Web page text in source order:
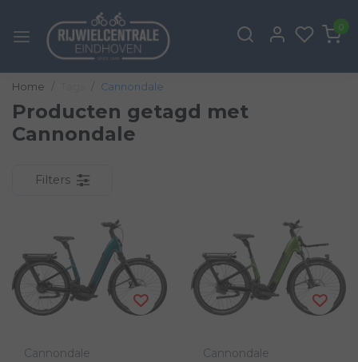
0
Home Cannondale
Producten getagd met
Cannondale
Filters
Cannondale Cannondale